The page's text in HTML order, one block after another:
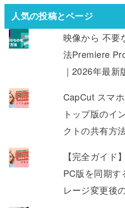
人気の投稿とページ
映像から 不要
法Premiere
｜2026年最新
CapCut スマ
トップ版のイ
クトの共有方
【完全ガイド
PC版を同期す
レージ変更後